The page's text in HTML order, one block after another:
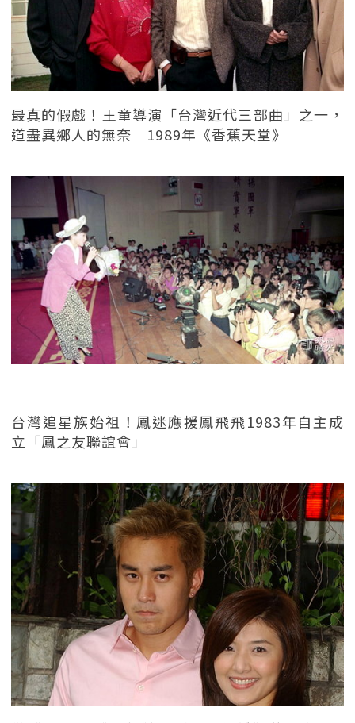
最真的假戲！王童導演「台灣近代三部曲」之一，
道盡異鄉人的無奈｜1989年《香蕉天堂》
台灣追星族始祖！鳳迷應援鳳飛飛1983年自主成
立「鳳之友聯誼會」